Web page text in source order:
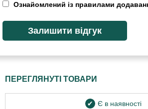
Ознайомлений із правилами
ПЕРЕГЛЯНУТІ ТОВАРИ
Є в наявності